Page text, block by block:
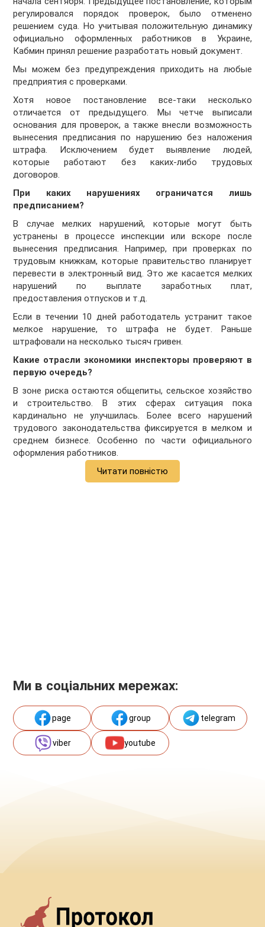
регулировался порядок проверок, было отменено
решением суда. Но учитывая положительную динамику
официально оформленных работников в Украине,
Кабмин принял решение разработать новый документ.
Мы можем без предупреждения приходить на любые
предприятия с проверками.
Хотя новое постановление все-таки несколько
отличается от предыдущего. Мы четче выписали
основания для проверок, а также внесли возможность
вынесения предписания по нарушению без наложения
штрафа. Исключением будет выявление людей,
которые работают без каких-либо трудовых
договоров.
При каких нарушениях ограничатся лишь
предписанием?
В случае мелких нарушений, которые могут быть
устранены в процессе инспекции или вскоре после
вынесения предписания. Например, при проверках по
трудовым книжкам, которые правительство планирует
перевести в электронный вид. Это же касается мелких
нарушений по выплате заработных плат,
предоставления отпусков и т.д.
Если в течении 10 дней работодатель устранит такое
мелкое нарушение, то штрафа не будет. Раньше
штрафовали на несколько тысяч гривен.
Какие отрасли экономики инспекторы проверяют в
первую очередь?
В зоне риска остаются общепиты, сельское хозяйство
и строительство. В этих сферах ситуация пока
кардинально не улучшилась. Более всего нарушений
трудового законодательства фиксируется в мелком и
среднем бизнесе. Особенно по части официального
оформления работников.
Читати повністю
Ми в соціальних мережах:
page group telegram
viber youtube